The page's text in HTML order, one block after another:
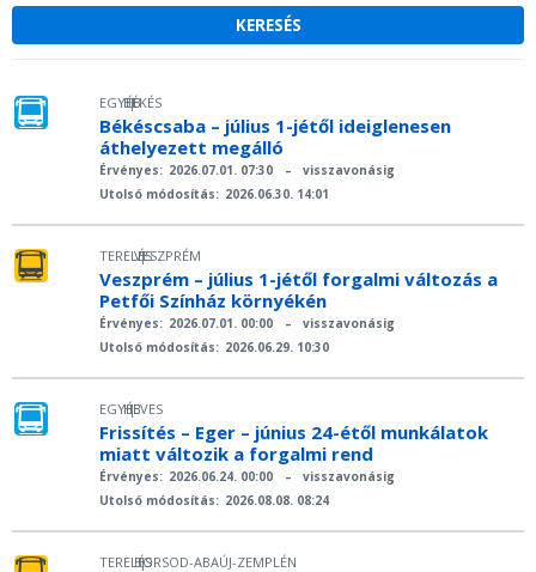
EGYÉB
|
BÉKÉS
Békéscsaba – július 1-jétől ideiglenesen
áthelyezett megálló
Érvényes: 2026.07.01. 07:30 –
visszavonásig
Utolsó módosítás: 2026.06.30. 14:01
TERELÉS
|
VESZPRÉM
Veszprém – július 1-jétől forgalmi változás a
Petfői Színház környékén
Érvényes: 2026.07.01. 00:00 –
visszavonásig
Utolsó módosítás: 2026.06.29. 10:30
EGYÉB
|
HEVES
Frissítés – Eger – június 24-étől munkálatok
miatt változik a forgalmi rend
Érvényes: 2026.06.24. 00:00 –
visszavonásig
Utolsó módosítás: 2026.08.08. 08:24
TERELÉS
|
BORSOD-ABAÚJ-ZEMPLÉN